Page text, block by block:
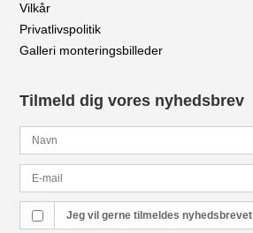
Vilkår
Privatlivspolitik
Galleri monteringsbilleder
Tilmeld dig vores nyhedsbrev
Jeg vil gerne tilmeldes nyhedsbrevet